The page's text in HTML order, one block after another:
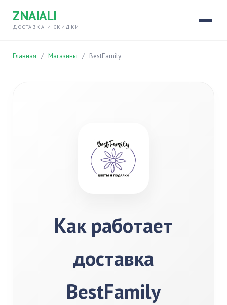
ZNAIALI
ДОСТАВКА И СКИДКИ
Главная / Магазины / BestFamily
Как работает
доставка
BestFamily